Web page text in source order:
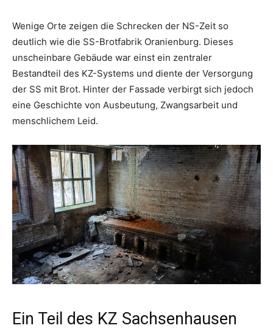
Wenige Orte zeigen die Schrecken der NS-Zeit so
deutlich wie die SS-Brotfabrik Oranienburg. Dieses
unscheinbare Gebäude war einst ein zentraler
Bestandteil des KZ-Systems und diente der Versorgung
der SS mit Brot. Hinter der Fassade verbirgt sich jedoch
eine Geschichte von Ausbeutung, Zwangsarbeit und
menschlichem Leid.
Ein Teil des KZ Sachsenhausen